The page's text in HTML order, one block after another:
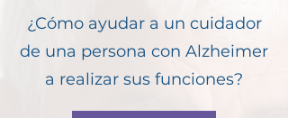
¿Cómo ayudar a un cuidador
de una persona con Alzheimer
a realizar sus funciones?